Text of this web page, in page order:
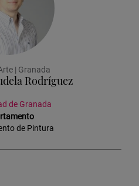
| Granada
Rodríguez
de Granada
de Pintura